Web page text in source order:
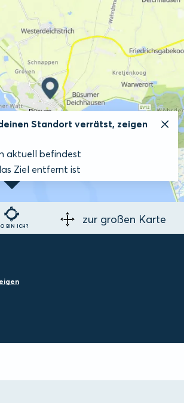
BIN ICH?
Standort verrätst, zeigen
aktuell befindest
Ziel entfernt ist
zur großen Karte